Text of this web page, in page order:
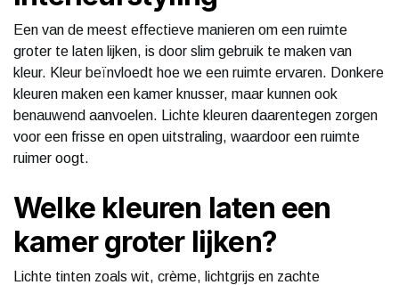
Een van de meest effectieve manieren om een ruimte
groter te laten lijken, is door slim gebruik te maken van
kleur. Kleur beïnvloedt hoe we een ruimte ervaren. Donkere
kleuren maken een kamer knusser, maar kunnen ook
benauwend aanvoelen. Lichte kleuren daarentegen zorgen
voor een frisse en open uitstraling, waardoor een ruimte
ruimer oogt.
Welke kleuren laten een
kamer groter lijken?
Lichte tinten zoals wit, crème, lichtgrijs en zachte